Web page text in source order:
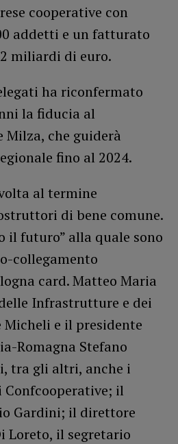
cooperative con
addetti e un fatturato
miliardi di euro.
ha riconfermato
la fiducia al
Milza, che guiderà
fino al 2024.
al termine
di bene comune.
il futuro” alla quale sono
collegamento
card. Matteo Maria
Infrastrutture e dei
Micheli e il presidente
Romagna Stefano
tra gli altri, anche i
il
Gardini; il direttore
Loreto, il segretario